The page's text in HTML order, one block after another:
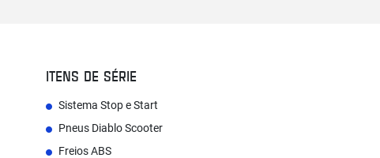
ITENS DE SÉRIE
Sistema Stop e Start
Pneus Diablo Scooter
Freios ABS